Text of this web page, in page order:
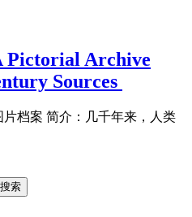
Pictorial Archive
Sources
档案 简介：几千年来，人类
搜索